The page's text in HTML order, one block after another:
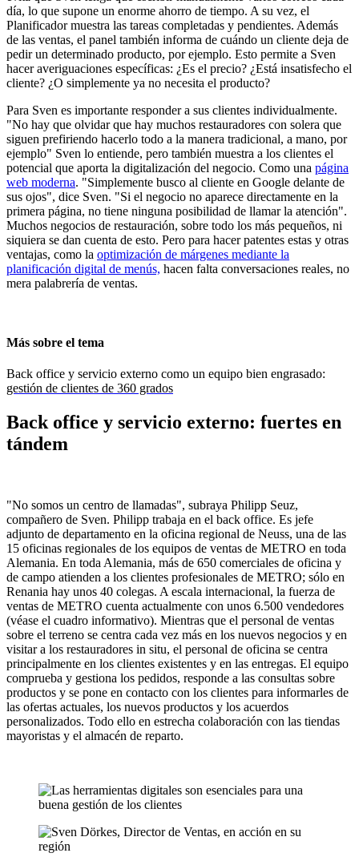
día, lo que supone un enorme ahorro de tiempo. A su vez, el
Planificador muestra las tareas completadas y pendientes. Además
de las ventas, el panel también informa de cuándo un cliente deja de
pedir un determinado producto, por ejemplo. Esto permite a Sven
hacer averiguaciones específicas: ¿Es el precio? ¿Está insatisfecho el
cliente? ¿O simplemente ya no necesita el producto?
Para Sven es importante responder a sus clientes individualmente.
"No hay que olvidar que hay muchos restauradores con solera que
siguen prefiriendo hacerlo todo a la manera tradicional, a mano, por
ejemplo" Sven lo entiende, pero también muestra a los clientes el
potencial que aporta la digitalización del negocio. Como una página
web moderna. "Simplemente busco al cliente en Google delante de
sus ojos", dice Sven. "Si el negocio no aparece directamente en la
primera página, no tiene ninguna posibilidad de llamar la atención".
Muchos negocios de restauración, sobre todo los más pequeños, ni
siquiera se dan cuenta de esto. Pero para hacer patentes estas y otras
ventajas, como la optimización de márgenes mediante la
planificación digital de menús, hacen falta conversaciones reales, no
mera palabrería de ventas.
Más sobre el tema
Back office y servicio externo como un equipo bien engrasado:
gestión de clientes de 360 grados
Back office y servicio externo: fuertes en
tándem
"No somos un centro de llamadas", subraya Philipp Seuz,
compañero de Sven. Philipp trabaja en el back office. Es jefe
adjunto de departamento en la oficina regional de Neuss, una de las
15 oficinas regionales de los equipos de ventas de METRO en toda
Alemania. En toda Alemania, más de 650 comerciales de oficina y
de campo atienden a los clientes profesionales de METRO; sólo en
Renania hay unos 40 colegas. A escala internacional, la fuerza de
ventas de METRO cuenta actualmente con unos 6.500 vendedores
(véase el cuadro informativo). Mientras que el personal de ventas
sobre el terreno se centra cada vez más en los nuevos negocios y en
visitar a los restauradores in situ, el personal de oficina se centra
principalmente en los clientes existentes y en las entregas. El equipo
comprueba y gestiona los pedidos, responde a las consultas sobre
productos y se pone en contacto con los clientes para informarles de
las ofertas actuales, los nuevos productos y los acuerdos
personalizados. Todo ello en estrecha colaboración con las tiendas
mayoristas y el almacén de reparto.